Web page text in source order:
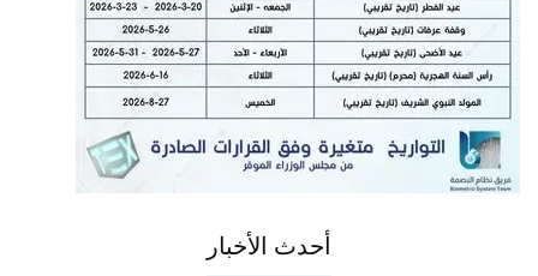
أحدث الأخبار